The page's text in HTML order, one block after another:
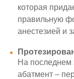
которая
правильную
анестезией и
На последнем
абатмент –